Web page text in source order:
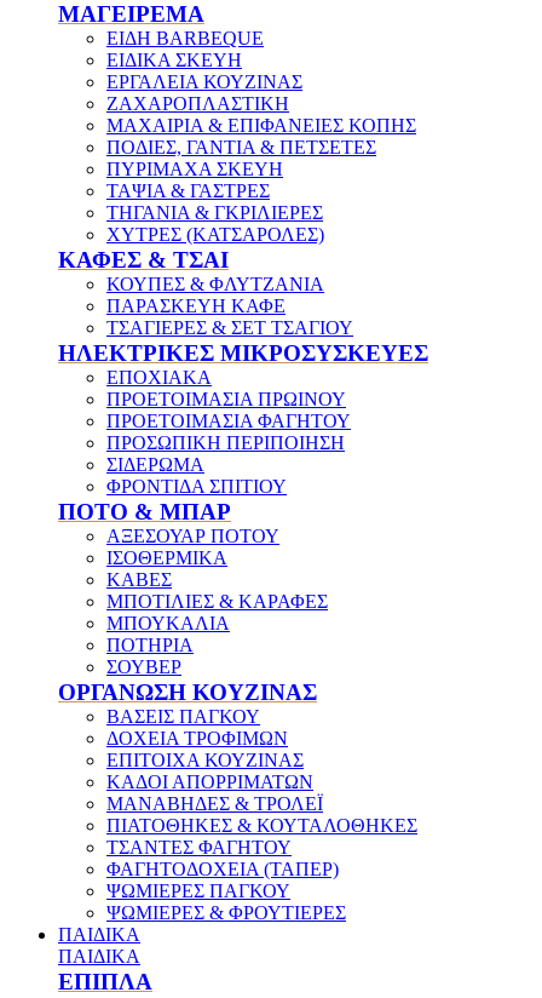
ΜΑΓΕΙΡΕΜΑ
ΕΙΔΗ BARBEQUE
ΕΙΔΙΚΑ ΣΚΕΥΗ
ΕΡΓΑΛΕΙΑ ΚΟΥΖΙΝΑΣ
ΖΑΧΑΡΟΠΛΑΣΤΙΚΗ
ΜΑΧΑΙΡΙΑ & ΕΠΙΦΑΝΕΙΕΣ ΚΟΠΗΣ
ΠΟΔΙΕΣ, ΓΑΝΤΙΑ & ΠΕΤΣΕΤΕΣ
ΠΥΡΙΜΑΧΑ ΣΚΕΥΗ
ΤΑΨΙΑ & ΓΑΣΤΡΕΣ
ΤΗΓΑΝΙΑ & ΓΚΡΙΛΙΕΡΕΣ
ΧΥΤΡΕΣ (ΚΑΤΣΑΡΟΛΕΣ)
ΚΑΦΕΣ & ΤΣΑΙ
ΚΟΥΠΕΣ & ΦΛΥΤΖΑΝΙΑ
ΠΑΡΑΣΚΕΥΗ ΚΑΦΕ
ΤΣΑΓΙΕΡΕΣ & ΣΕΤ ΤΣΑΓΙΟΥ
ΗΛΕΚΤΡΙΚΕΣ ΜΙΚΡΟΣΥΣΚΕΥΕΣ
ΕΠΟΧΙΑΚΑ
ΠΡΟΕΤΟΙΜΑΣΙΑ ΠΡΩΙΝΟΥ
ΠΡΟΕΤΟΙΜΑΣΙΑ ΦΑΓΗΤΟΥ
ΠΡΟΣΩΠΙΚΗ ΠΕΡΙΠΟΙΗΣΗ
ΣΙΔΕΡΩΜΑ
ΦΡΟΝΤΙΔΑ ΣΠΙΤΙΟΥ
ΠΟΤΟ & ΜΠΑΡ
ΑΞΕΣΟΥΑΡ ΠΟΤΟΥ
ΙΣΟΘΕΡΜΙΚΑ
ΚΑΒΕΣ
ΜΠΟΤΙΛΙΕΣ & ΚΑΡΑΦΕΣ
ΜΠΟΥΚΑΛΙΑ
ΠΟΤΗΡΙΑ
ΣΟΥΒΕΡ
ΟΡΓΑΝΩΣΗ ΚΟΥΖΙΝΑΣ
ΒΑΣΕΙΣ ΠΑΓΚΟΥ
ΔΟΧΕΙΑ ΤΡΟΦΙΜΩΝ
ΕΠΙΤΟΙΧΑ ΚΟΥΖΙΝΑΣ
ΚΑΔΟΙ ΑΠΟΡΡΙΜΑΤΩΝ
ΜΑΝΑΒΗΔΕΣ & ΤΡΟΛΕΪ
ΠΙΑΤΟΘΗΚΕΣ & ΚΟΥΤΑΛΟΘΗΚΕΣ
ΤΣΑΝΤΕΣ ΦΑΓΗΤΟΥ
ΦΑΓΗΤΟΔΟΧΕΙΑ (ΤΑΠΕΡ)
ΨΩΜΙΕΡΕΣ ΠΑΓΚΟΥ
ΨΩΜΙΕΡΕΣ & ΦΡΟΥΤΙΕΡΕΣ
ΠΑΙΔΙΚΑ
ΠΑΙΔΙΚΑ
ΕΠΙΠΛΑ